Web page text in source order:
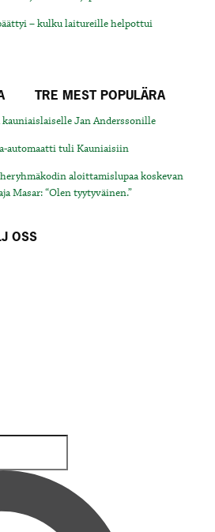
– kulku laitureille helpottui
TRE MEST POPULÄRA
Jan Anderssonille
automaatti tuli Kauniaisiin
aloittamislupaa koskevan
Masar: “Olen tyytyväinen.”
OSS